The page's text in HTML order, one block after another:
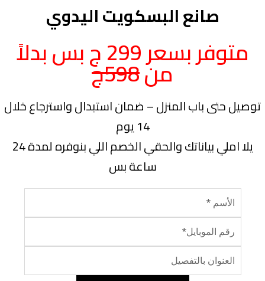
صانع البسكويت اليدوي
متوفر بسعر 299 ج بس بدلاً
من598ج
توصيل حتى باب المنزل – ضمان استبدال واسترجاع خلال
14 يوم
يلا املي بياناتك والحقي الخصم اللي بنوفره لمدة 24
ساعة بس